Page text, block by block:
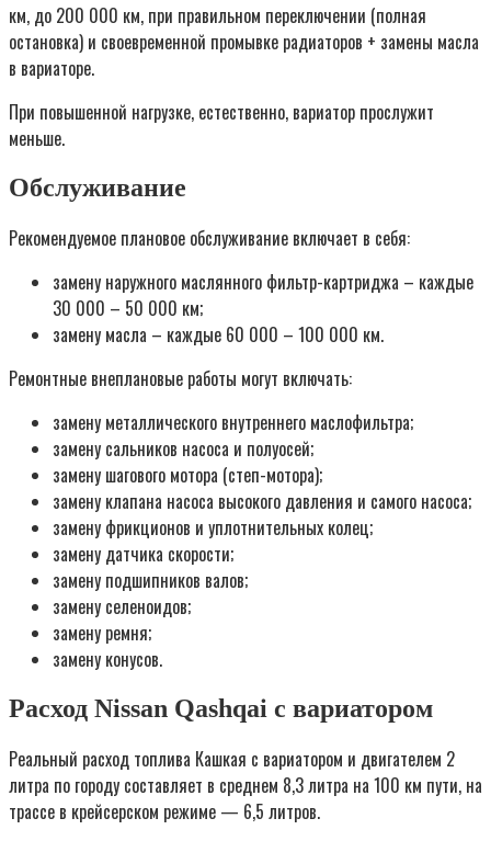
км, до 200 000 км, при правильном переключении (полная
остановка) и своевременной промывке радиаторов + замены масла
в вариаторе.
При повышенной нагрузке, естественно, вариатор прослужит
меньше.
Обслуживание
Рекомендуемое плановое обслуживание включает в себя:
замену наружного маслянного фильтр-картриджа – каждые
30 000 – 50 000 км;
замену масла – каждые 60 000 – 100 000 км.
Ремонтные внеплановые работы могут включать:
замену металлического внутреннего маслофильтра;
замену сальников насоса и полуосей;
замену шагового мотора (степ-мотора);
замену клапана насоса высокого давления и самого насоса;
замену фрикционов и уплотнительных колец;
замену датчика скорости;
замену подшипников валов;
замену селеноидов;
замену ремня;
замену конусов.
Расход Nissan Qashqai с вариатором
Реальный расход топлива Кашкая с вариатором и двигателем 2
литра по городу составляет в среднем 8,3 литра на 100 км пути, на
трассе в крейсерском режиме — 6,5 литров.